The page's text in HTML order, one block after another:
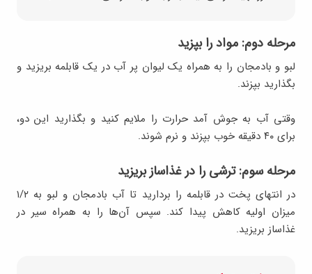
مرحله دوم: مواد را بپزید
لبو و بادمجان را به همراه یک لیوان پر آب در یک قابلمه بریزید و
بگذارید بپزند.
وقتی آب به جوش آمد حرارت را ملایم کنید و بگذارید این دو،
برای ۴۰ دقیقه خوب بپزند و نرم شوند.
مرحله سوم: ترشی را در غذاساز بریزید
در انتهای پخت در قابلمه را بردارید تا آب بادمجان و لبو به ۱/۲
میزان اولیه کاهش پیدا کند. سپس آن‌ها را به همراه سیر در
غذاساز بریزید.